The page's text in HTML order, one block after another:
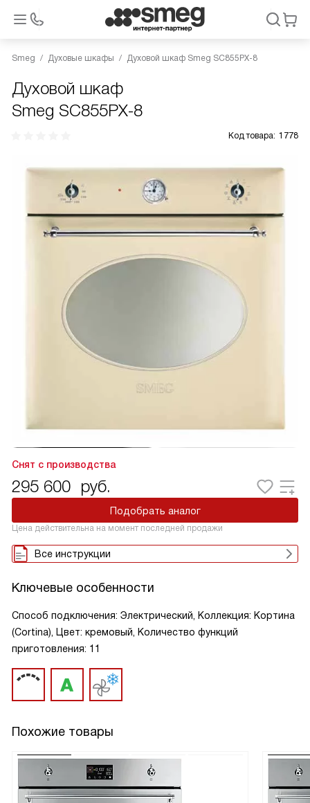
Smeg Духовые шкафы Духовой шкаф Smeg SC855PX-8
Духовой шкаф
Smeg SC855PX-8
Код товара: 1778
Снят с производства
295 600 руб.
Подобрать аналог
Цена действительна на момент последней продажи
Все инструкции
Ключевые особенности
Способ подключения: Электрический, Коллекция: Кортина
(Cortina), Цвет: кремовый, Количество функций
приготовления: 11
Похожие товары